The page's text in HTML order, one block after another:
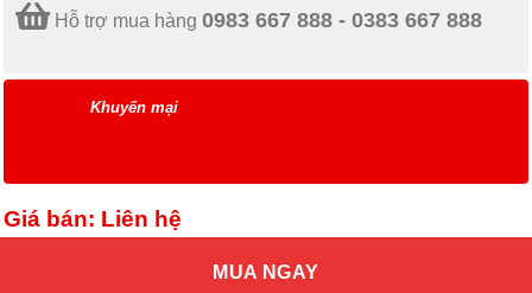
Hỗ trợ mua hàng 0983 667 888 - 0383 667 888
Khuyến mại
Giá bán: Liên hệ
MUA NGAY